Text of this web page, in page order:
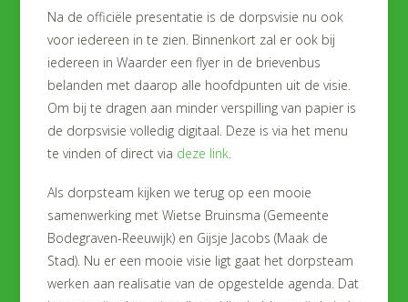
Na de officiële presentatie is de dorpsvisie nu ook
voor iedereen in te zien. Binnenkort zal er ook bij
iedereen in Waarder een flyer in de brievenbus
belanden met daarop alle hoofdpunten uit de visie.
Om bij te dragen aan minder verspilling van papier is
de dorpsvisie volledig digitaal. Deze is via het menu
te vinden of direct via deze link
Als dorpsteam kijken we terug op een mooie
samenwerking met Wietse Bruinsma (Gemeente
Bodegraven-Reeuwijk) en Gijsje Jacobs (Maak de
Stad). Nu er een mooie visie ligt gaat het dorpsteam
werken aan realisatie van de opgestelde agenda. Dat